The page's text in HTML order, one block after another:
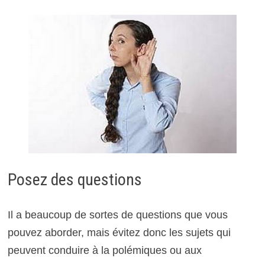
Posez des questions
Il a beaucoup de sortes de questions que vous
pouvez aborder, mais évitez donc les sujets qui
peuvent conduire à la polémiques ou aux